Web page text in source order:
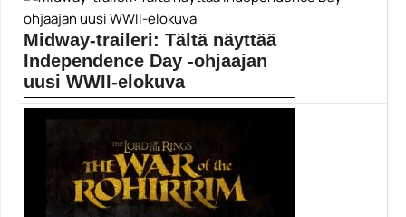
Spider-Man -spinoff Venom saa ensi-iltansa 5.
lokakuuta. Elokuvan...
Elokuvat
Midway-traileri: Tältä näyttää
Independence Day -ohjaajan
uusi WWII-elokuva
Roland Emmerichin ohjaama sotaelokuva Midway saa